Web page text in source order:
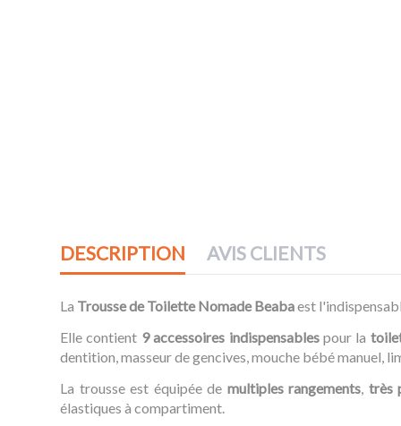
DESCRIPTION AVIS CLIENTS
La Trousse de Toilette Nomade Beabaest
Elle contient 9 accessoires indispensablespour la
dentition, masseur de gencives, mouche bébé manuel,
La trousse est équipée de multiples rangements, très
élastiques à compartiment.